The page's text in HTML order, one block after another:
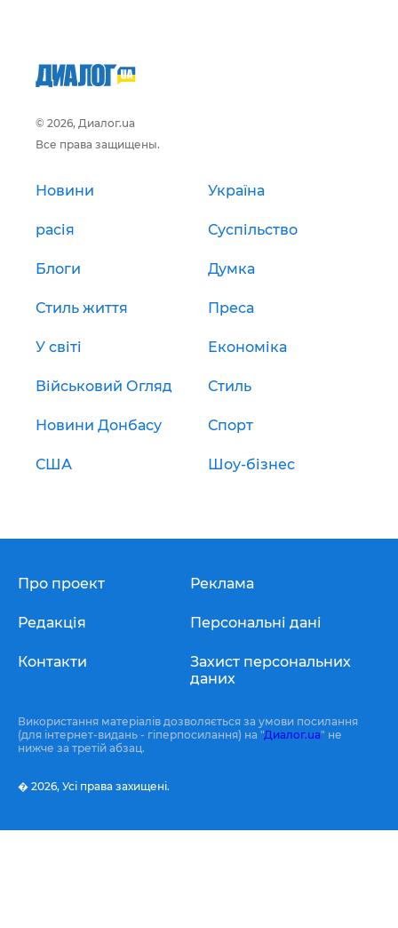
© 2026, Диалог.ua
Все права защищены.
Новини Україна
расія Суспільство
Блоги Думка
Стиль життя Преса
У світі Економіка
Військовий Огляд Стиль
Новини Донбасу Спорт
США Шоу-бізнес
Про проект
Редакція
Контакти
Реклама
Персональні дані
Захист персональних
даних
Використання матеріалів дозволяється за умови посилання
(для інтернет-видань - гіперпосилання) на "Диалог.ua" не
нижче за третій абзац.
� 2026, Усі права захищені.